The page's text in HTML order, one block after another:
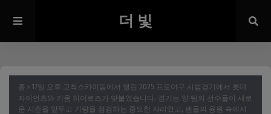
더 빛
홈
17일 오후 고척스카이돔에서 열린 2025 프로야구 시범경기에서 롯데
자이언츠와 키움 히어로즈가 맞붙었습니다. 경기는 양 팀의 선수들이 새로
운 시즌을 앞두고 기량을 점검하는 중요한 자리였고, 팬들의 응원 속에서